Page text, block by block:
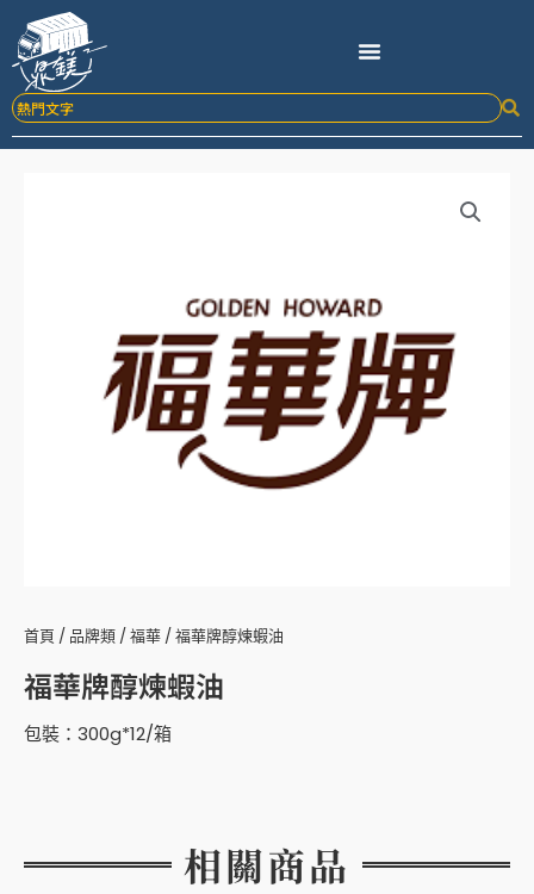
要
內
首頁 / 品牌類 / 福華 / 福華牌醇煉蝦油
福華牌醇煉蝦油
包裝：300g*12/箱
相關商品